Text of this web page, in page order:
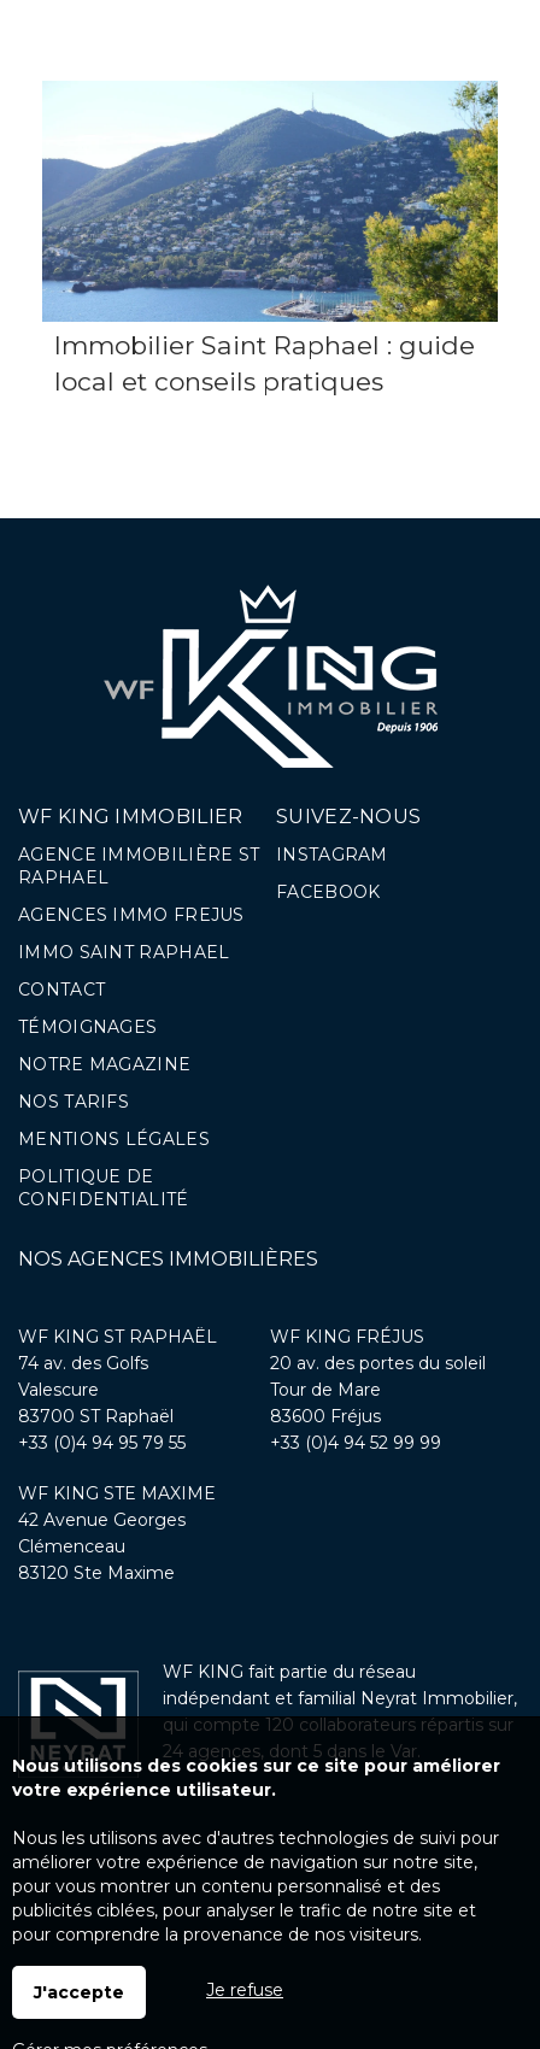
Immobilier Saint Raphael : guide
local et conseils pratiques
WF KING IMMOBILIER
AGENCE IMMOBILIÈRE ST
RAPHAEL
AGENCES IMMO FREJUS
IMMO SAINT RAPHAEL
CONTACT
TÉMOIGNAGES
NOTRE MAGAZINE
NOS TARIFS
MENTIONS LÉGALES
POLITIQUE DE
CONFIDENTIALITÉ
SUIVEZ-NOUS
INSTAGRAM
FACEBOOK
NOS AGENCES IMMOBILIÈRES
WF KING ST RAPHAËL
74 av. des Golfs
Valescure
83700 ST Raphaël
+33 (0)4 94 95 79 55
WF KING FRÉJUS
20 av. des portes du soleil
Tour de Mare
83600 Fréjus
+33 (0)4 94 52 99 99
WF KING STE MAXIME
42 Avenue Georges
Clémenceau
83120 Ste Maxime
WF KING fait partie du réseau
indépendant et familial Neyrat Immobilier,
qui compte 120 collaborateurs répartis sur
24 agences, dont 5 dans le Var.
Nous utilisons des cookies sur ce site pour améliorer
votre expérience utilisateur.
Nous les utilisons avec d'autres technologies de suivi pour
améliorer votre expérience de navigation sur notre site,
pour vous montrer un contenu personnalisé et des
publicités ciblées, pour analyser le trafic de notre site et
pour comprendre la provenance de nos visiteurs.
J'accepte Je refuse